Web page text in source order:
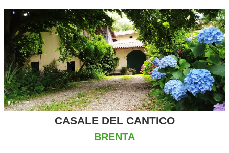
CASALE DEL CANTICO
BRENTA